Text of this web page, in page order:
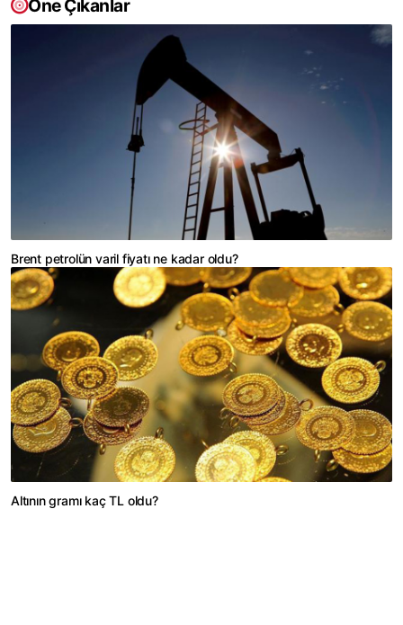
Öne Çıkanlar
Brent petrolün varil fiyatı ne kadar oldu?
Altının gramı kaç TL oldu?